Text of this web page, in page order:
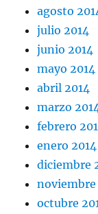
agosto
julio 2014
junio 2014
mayo 2014
abril 2014
marzo
febrero
enero 2014
diciembre
noviembre
octubre